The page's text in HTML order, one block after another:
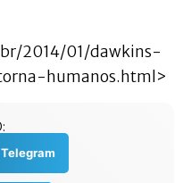
2014/01/dawkins-
humanos.html>
Telegram